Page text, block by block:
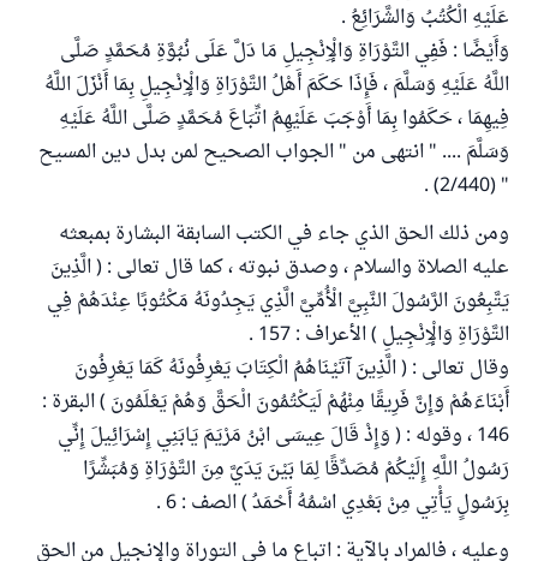
عَلَيْهِ الْكُتُبُ وَالشَّرَائِعُ .
وَأَيْضًا : فَفِي التَّوْرَاةِ وَالْإِنْجِيلِ مَا دَلَّ عَلَى نُبُوَّةِ مُحَمَّدٍ صَلَّى
اللَّهُ عَلَيْهِ وَسَلَّمَ ، فَإِذَا حَكَمَ أَهْلُ التَّوْرَاةِ وَالْإِنْجِيلِ بِمَا أَنْزَلَ اللَّهُ
فِيهِمَا ، حَكَمُوا بِمَا أَوْجَبَ عَلَيْهِمُ اتِّبَاعَ مُحَمَّدٍ صَلَّى اللَّهُ عَلَيْهِ
وَسَلَّمَ .... " انتهى من " الجواب الصحيح لمن بدل دين المسيح
" (2/440) .
ومن ذلك الحق الذي جاء في الكتب السابقة البشارة بمبعثه
عليه الصلاة والسلام ، وصدق نبوته ، كما قال تعالى : ( الَّذِينَ
يَتَّبِعُونَ الرَّسُولَ النَّبِيَّ الْأُمِّيَّ الَّذِي يَجِدُونَهُ مَكْتُوبًا عِنْدَهُمْ فِي
التَّوْرَاةِ وَالْإِنْجِيلِ ) الأعراف : 157 .
وقال تعالى : ( الَّذِينَ آتَيْنَاهُمُ الْكِتَابَ يَعْرِفُونَهُ كَمَا يَعْرِفُونَ
أَبْنَاءَهُمْ وَإِنَّ فَرِيقًا مِنْهُمْ لَيَكْتُمُونَ الْحَقَّ وَهُمْ يَعْلَمُونَ ) البقرة :
146 ، وقوله : ( وَإِذْ قَالَ عِيسَى ابْنُ مَرْيَمَ يَابَنِي إِسْرَائِيلَ إِنِّي
رَسُولُ اللَّهِ إِلَيْكُمْ مُصَدِّقًا لِمَا بَيْنَ يَدَيَّ مِنَ التَّوْرَاةِ وَمُبَشِّرًا
بِرَسُولٍ يَأْتِي مِنْ بَعْدِي اسْمُهُ أَحْمَدُ ) الصف : 6 .
وعليه ، فالمراد بالآية : اتباع ما في التوراة والإنجيل من الحق